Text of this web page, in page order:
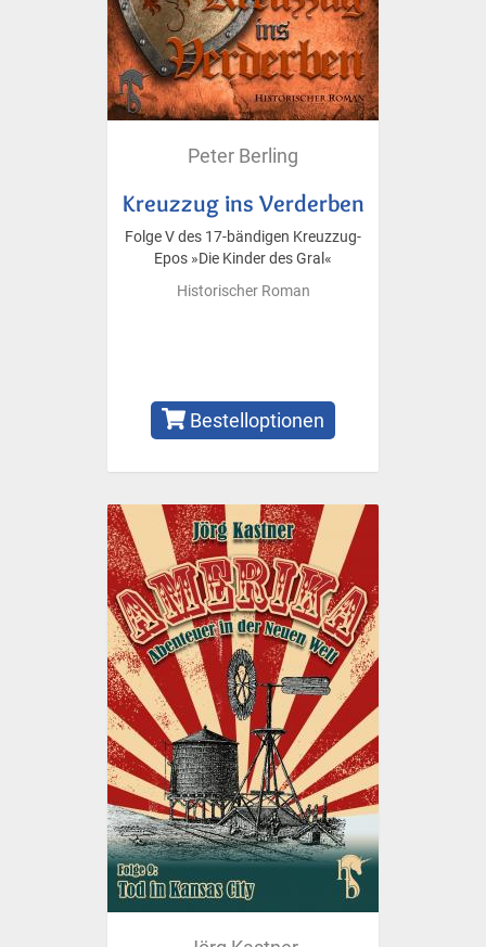
Peter Berling
Kreuzzug ins Verderben
Folge V des 17-bändigen Kreuzzug-
Epos »Die Kinder des Gral«
Historischer Roman
Bestelloptionen